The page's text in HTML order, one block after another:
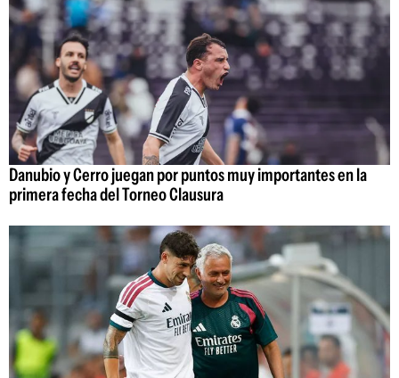
Danubio y Cerro juegan por puntos muy importantes en la
primera fecha del Torneo Clausura